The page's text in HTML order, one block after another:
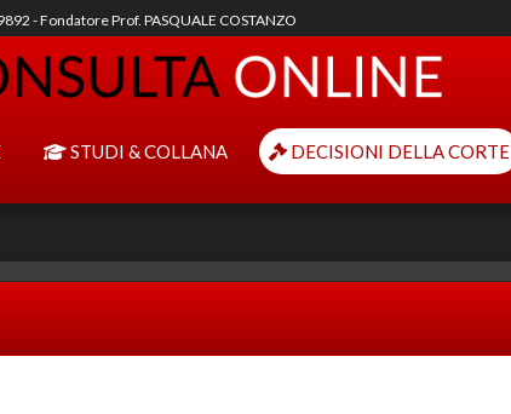
- Fondatore Prof. PASQUALE COSTANZO
STUDI & COLLANA DECISIONI DELLA CORTE